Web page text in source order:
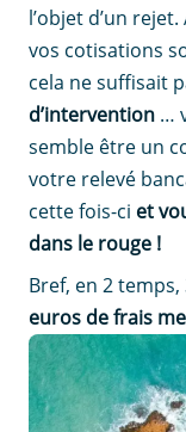
l’objet d’un
vos cotisations
cela ne suffisait
d’intervention …
semble être un
votre relevé
cette fois-ci et
dans le rouge !
Bref, en 2
euros de frais